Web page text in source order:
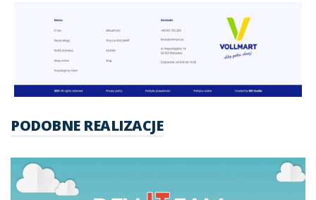
PODOBNE REALIZACJE